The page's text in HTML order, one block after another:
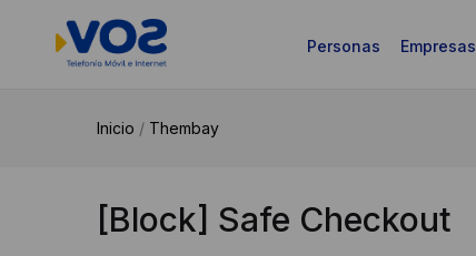
Personas Empresas
Inicio / Thembay
[Block] Safe Checkout